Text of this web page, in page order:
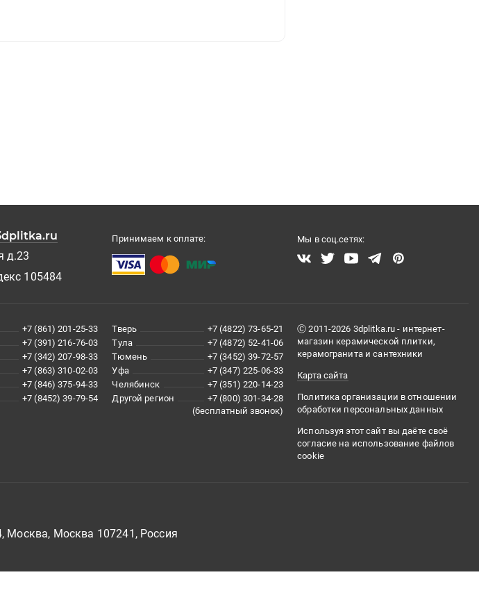
д.23
105484
Принимаем к оплате: Мы в соц.сетях:
+7 (861) 201-25-33
+7 (391) 216-76-03
+7 (342) 207-98-33
+7 (863) 310-02-03
+7 (846) 375-94-33
+7 (8452) 39-79-54
Тверь
+7 (4822) 73-65-21
Тула
+7 (4872) 52-41-06
Тюмень
+7 (3452) 39-72-57
Уфа
+7 (347) 225-06-33
Челябинск
+7 (351) 220-14-23
Другой регион
+7 (800) 301-34-28
(бесплатный звонок)
Ⓒ 2011-2026 3dplitka.ru - интернет-
магазин керамической плитки,
керамогранита и сантехники
Карта сайта
Политика организации в отношении
обработки персональных данных
Используя этот сайт вы даёте своё
согласие на использование файлов
cookie
Москва, Москва 107241, Россия